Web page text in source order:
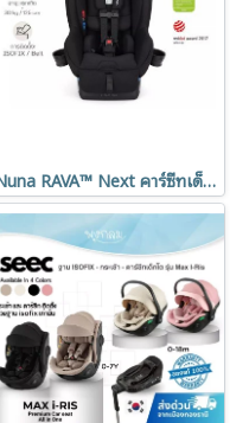
Nuna RAVA™ Next คาร์ซีทเด็กมาตรฐานอเมริกา ติดตั้งได้ 2 ระบบ ใช้ได้ตั้งแต่แรกเกิด–12ปี